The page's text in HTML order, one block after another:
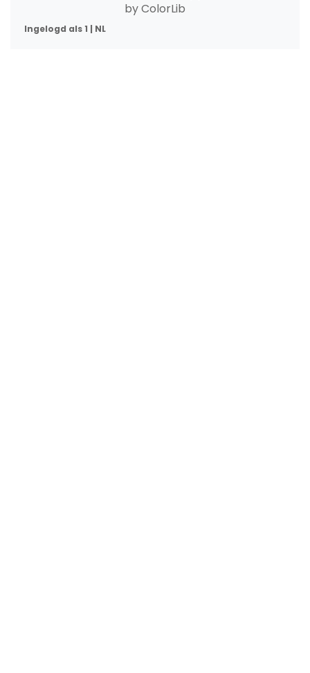
by ColorLib
Ingelogd als 1 | NL